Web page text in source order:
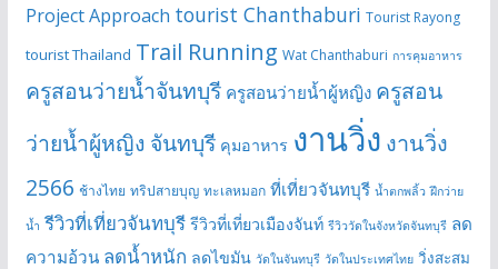
Project Approach tourist Chanthaburi Tourist Rayong
tourist Thailand Trail Running Wat Chanthaburi การคุมอาหาร
ครูสอนว่ายน้ำจันทบุรี ครูสอนว่ายน้ำผู้หญิง ครูสอน
ว่ายน้ำผู้หญิง จันทบุรี คุมอาหาร งานวิ่ง งานวิ่ง
2566 ช้างไทย ทริปสายบุญ ทะเลหมอก ที่เที่ยวจันทบุรี น้ำตกพลิ้ว ฝึกว่าย
น้ำ รีวิวที่เที่ยวจันทบุรี รีวิวที่เที่ยวเมืองจันท์ รีวิววัดในจังหวัดจันทบุรี ลด
ความอ้วน ลดน้ำหนัก ลดไขมัน วัดในจันทบุรี วัดในประเทศไทย วิ่งสะสม